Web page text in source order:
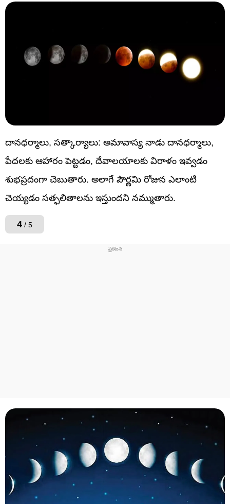
దానధర్మాలు, సత్కార్యాలు: అమావాస్య నాడు దానధర్మాలు,
పేదలకు ఆహారం పెట్టడం, దేవాలయాలకు విరాళం ఇవ్వడం
శుభప్రదంగా చెబుతారు. అలాగే పౌర్ణమి రోజున ఎలాంటి
చెయ్యడం సత్ఫలితాలను ఇస్తుందని నమ్ముతారు.
4 / 5